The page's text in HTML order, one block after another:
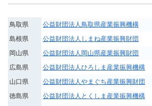
鳥取県
公益財団法人鳥取県産業振興機構
島根県
公益財団法人しまね産業振興財団
岡山県
公益財団法人岡山県産業振興財団
広島県
公益財団法人ひろしま産業振興機構
山口県
公益財団法人やまぐち産業振興財団
徳島県
公益財団法人とくしま産業振興機構